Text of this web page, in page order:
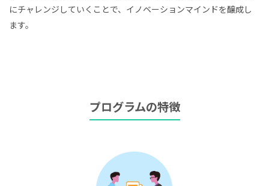
にチャレンジしていくことで、イノベーションマインドを醸成し
ます。
プログラムの特徴